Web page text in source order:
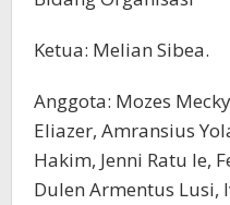
Ketua: Melian Sibea.
Anggota: Mozes
Eliazer, Amransius
Hakim, Jenni Ratu Ie,
Dulen Armentus Lusi,